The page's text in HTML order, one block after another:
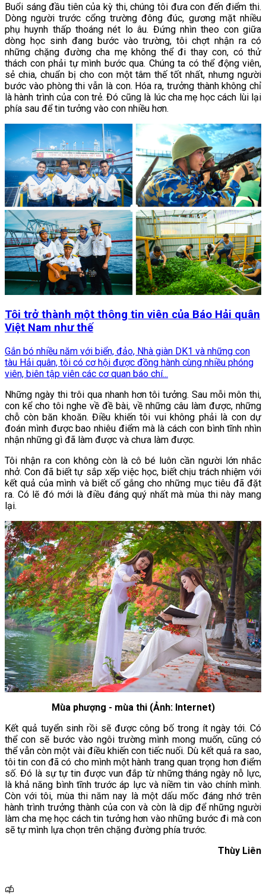
Buổi sáng đầu tiên của kỳ thi, chúng tôi đưa con đến điểm thi.
Dòng người trước cổng trường đông đúc, gương mặt nhiều
phụ huynh thấp thoáng nét lo âu. Đứng nhìn theo con giữa
dòng học sinh đang bước vào trường, tôi chợt nhận ra có
những chặng đường cha mẹ không thể đi thay con, có thử
thách con phải tự mình bước qua. Chúng ta có thể động viên,
sẻ chia, chuẩn bị cho con một tâm thế tốt nhất, nhưng người
bước vào phòng thi vẫn là con. Hóa ra, trưởng thành không chỉ
là hành trình của con trẻ. Đó cũng là lúc cha mẹ học cách lùi lại
phía sau để tin tưởng vào con nhiều hơn.
Tôi trở thành một thông tin viên của Báo Hải quân
Việt Nam như thế
Gắn bó nhiều năm với biển, đảo, Nhà giàn DK1 và những con
tàu Hải quân, tôi có cơ hội được đồng hành cùng nhiều phóng
viên, biên tập viên các cơ quan báo chí...
Những ngày thi trôi qua nhanh hơn tôi tưởng. Sau mỗi môn thi,
con kể cho tôi nghe về đề bài, về những câu làm được, những
chỗ còn băn khoăn. Điều khiến tôi vui không phải là con dự
đoán mình được bao nhiêu điểm mà là cách con bình tĩnh nhìn
nhận những gì đã làm được và chưa làm được.
Tôi nhận ra con không còn là cô bé luôn cần người lớn nhắc
nhở. Con đã biết tự sắp xếp việc học, biết chịu trách nhiệm với
kết quả của mình và biết cố gắng cho những mục tiêu đã đặt
ra. Có lẽ đó mới là điều đáng quý nhất mà mùa thi này mang
lại.
Mùa phượng - mùa thi (Ảnh: Internet)
Kết quả tuyển sinh rồi sẽ được công bố trong ít ngày tới. Có
thể con sẽ bước vào ngôi trường mình mong muốn, cũng có
thể vẫn còn một vài điều khiến con tiếc nuối. Dù kết quả ra sao,
tôi tin con đã có cho mình một hành trang quan trọng hơn điểm
số. Đó là sự tự tin được vun đắp từ những tháng ngày nỗ lực,
là khả năng bình tĩnh trước áp lực và niềm tin vào chính mình.
Còn với tôi, mùa thi năm nay là một dấu mốc đáng nhớ trên
hành trình trưởng thành của con và còn là dịp để những người
làm cha mẹ học cách tin tưởng hơn vào những bước đi mà con
sẽ tự mình lựa chọn trên chặng đường phía trước.
Thùy Liên